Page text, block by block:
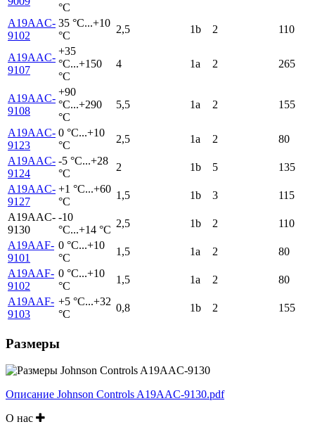
°С
A19AAC-
9102
35 °С...+10
°С
2,5 1b 2 110
A19AAC-
9107
+35
°C...+150
°С
4 1a 2 265
A19AAC-
9108
+90
°C...+290
°С
5,5 1a 2 155
A19AAC-
9123
0 °C...+10
°С
2,5 1a 2
80
A19AAC-
9124
-5 °С...+28
°С
2 1b 5
135
A19AAC-
9127
+1 °C...+60
°С
1,5 1b 3
115
A19AAC-
9130
-10
°С...+14 °С
2,5 1b 2
110
A19AAF-
9101
0 °C...+10
°С
1,5 1a 2
80
A19AAF-
9102
0 °C...+10
°С
1,5 1a 2
80
A19AAF-
9103
+5 °С...+32
°С
0,8 1b 2 155
Размеры
Описание Johnson Controls A19AAC-9130.pdf
О нас